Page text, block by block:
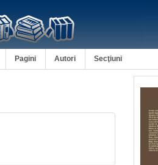
Pagini Autori Secţiuni